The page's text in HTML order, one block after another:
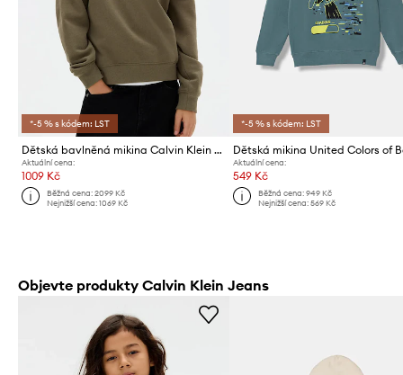
*-5 % s kódem: LST
Dětská bavlněná mikina Calvin Klein Jeans
Aktuální cena:
1009 Kč
Běžná cena:2099 Kč
Nejnižší cena:1069 Kč
*-5 % s kódem: LST
Aktuální cena:
549 Kč
Běžná cena: 949 Kč
Nejnižší cena: 569 Kč
Objevte produkty Calvin Klein Jeans